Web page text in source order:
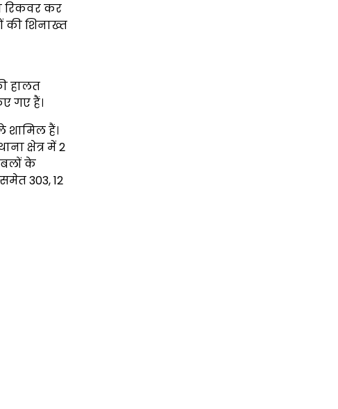
रिकवर कर
की शिनाख्त
हालत
गए हैं।
शामिल हैं।
क्षेत्र में 2
के
303, 12